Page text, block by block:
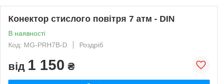
Конектор стислого повітря 7 атм - DIN
В наявності
Код: MG-PRH7B-D
Роздріб
від 1 150 ₴